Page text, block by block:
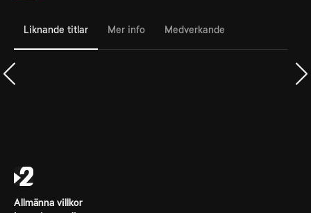
Liknande titlar Mer info Medverkande
Allmänna villkor